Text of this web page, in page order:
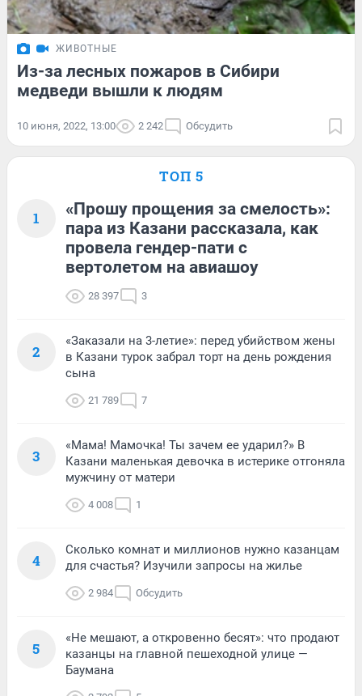
ЖИВОТНЫЕ
Из-за лесных пожаров в Сибири
медведи вышли к людям
10 июня, 2022, 13:00 2 242 Обсудить
ТОП 5
1
«Прошу прощения за смелость»:
пара из Казани рассказала, как
провела гендер-пати с
вертолетом на авиашоу
28 397 3
2
«Заказали на 3-летие»: перед убийством жены
в Казани турок забрал торт на день рождения
сына
21 789 7
3
«Мама! Мамочка! Ты зачем ее ударил?» В
Казани маленькая девочка в истерике отгоняла
мужчину от матери
4 008 1
4
Сколько комнат и миллионов нужно казанцам
для счастья? Изучили запросы на жилье
2 984 Обсудить
5
«Не мешают, а откровенно бесят»: что продают
казанцы на главной пешеходной улице —
Баумана